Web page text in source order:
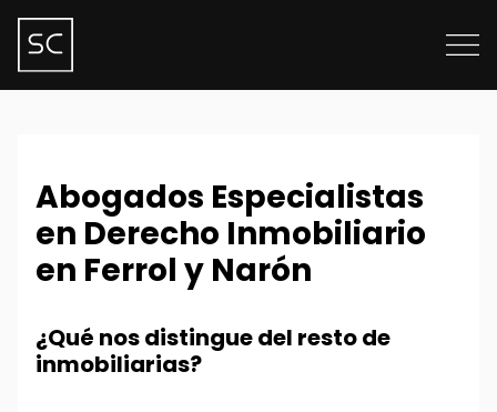
Abogados Especialistas
en Derecho Inmobiliario
en Ferrol y Narón
¿Qué nos distingue del resto de
inmobiliarias?